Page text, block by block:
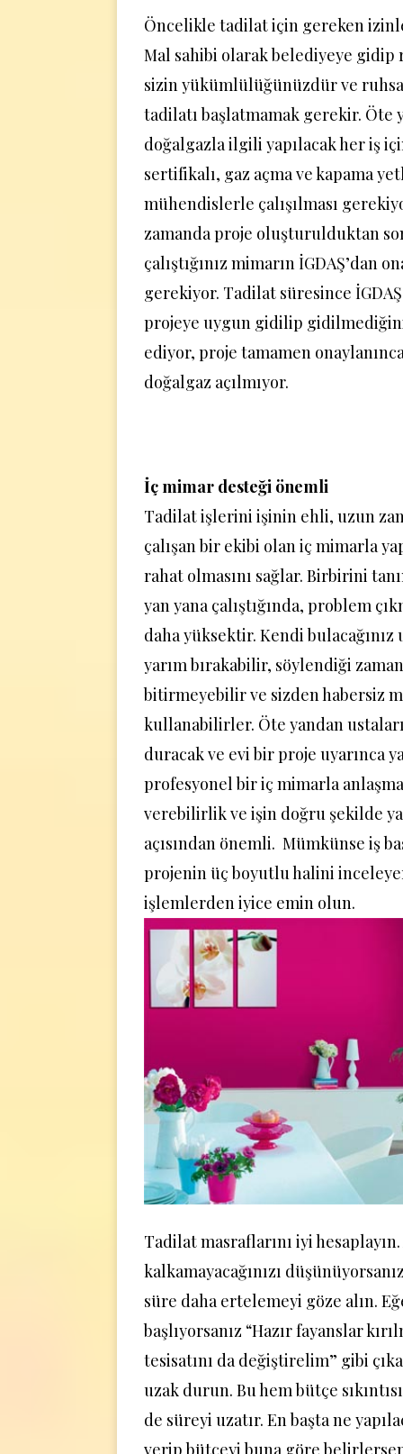
Öncelikle tadilat için gereken
Mal sahibi olarak belediyeye gidip
sizin yükümlülüğünüzdür ve
tadilatı başlatmamak gerekir. Öte
doğalgazla ilgili yapılacak her iş
sertifikalı, gaz açma ve kapama
mühendislerle çalışılması
zamanda proje oluşturulduktan
çalıştığınız mimarın İGDAŞ’dan
gerekiyor. Tadilat süresince
projeye uygun gidilip
ediyor, proje tamamen
doğalgaz açılmıyor.
İç mimar desteği önemli
Tadilat işlerini işinin ehli, uzun
çalışan bir ekibi olan iç mimarla
rahat olmasını sağlar. Birbirini
yan yana çalıştığında, problem
daha yüksektir. Kendi bulacağınız
yarım bırakabilir, söylendiği
bitirmeyebilir ve sizden habersiz
kullanabilirler. Öte yandan
duracak ve evi bir proje uyarınca
profesyonel bir iç mimarla
verebilirlik ve işin doğru şekilde
açısından önemli. Mümkünse iş
projenin üç boyutlu halini
işlemlerden iyice emin olun.
Tadilat masraflarını iyi
kalkamayacağınızı
süre daha ertelemeyi göze alın.
başlıyorsanız “Hazır fayanslar
tesisatını da değiştirelim” gibi
uzak durun. Bu hem bütçe
de süreyi uzatır. En başta ne